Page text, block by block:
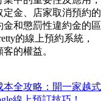
金、店家取消預約的
和懲罰性違約金的區
的線上預約系統，
的權益。